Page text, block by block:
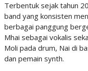
Terbentuk sejak tahun
band yang konsisten
berbagai panggung
Mhai sebagai vokalis
Moli pada drum, Nai di
dan pemain synth.